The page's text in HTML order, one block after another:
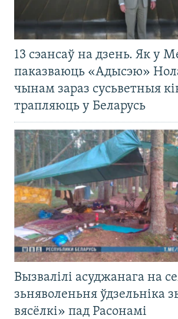
13 сэансаў на дзень. Як у
паказваюць «Адысэю»
чынам зараз сусьветныя
трапляюць у Беларусь
Вызвалілі асуджанага на
зьняволеньня ўдзельніка
вясёлкі» пад Расонамі